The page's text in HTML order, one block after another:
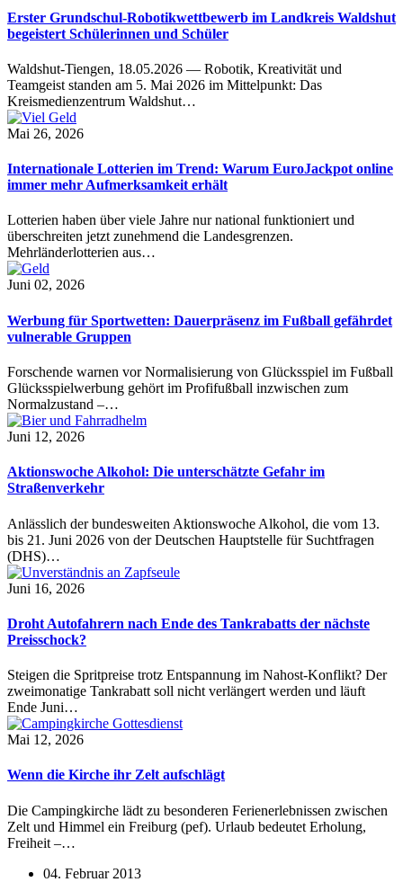
Erster Grundschul-Robotikwettbewerb im Landkreis Waldshut
begeistert Schülerinnen und Schüler
Waldshut-Tiengen, 18.05.2026 — Robotik, Kreativität und
Teamgeist standen am 5. Mai 2026 im Mittelpunkt: Das
Kreismedienzentrum Waldshut…
Mai 26, 2026
Internationale Lotterien im Trend: Warum EuroJackpot online
immer mehr Aufmerksamkeit erhält
Lotterien haben über viele Jahre nur national funktioniert und
überschreiten jetzt zunehmend die Landesgrenzen.
Mehrländerlotterien aus…
Juni 02, 2026
Werbung für Sportwetten: Dauerpräsenz im Fußball gefährdet
vulnerable Gruppen
Forschende warnen vor Normalisierung von Glücksspiel im Fußball
Glücksspielwerbung gehört im Profifußball inzwischen zum
Normalzustand –…
Juni 12, 2026
Aktionswoche Alkohol: Die unterschätzte Gefahr im
Straßenverkehr
Anlässlich der bundesweiten Aktionswoche Alkohol, die vom 13.
bis 21. Juni 2026 von der Deutschen Hauptstelle für Suchtfragen
(DHS)…
Juni 16, 2026
Droht Autofahrern nach Ende des Tankrabatts der nächste
Preisschock?
Steigen die Spritpreise trotz Entspannung im Nahost-Konflikt? Der
zweimonatige Tankrabatt soll nicht verlängert werden und läuft
Ende Juni…
Mai 12, 2026
Wenn die Kirche ihr Zelt aufschlägt
Die Campingkirche lädt zu besonderen Ferienerlebnissen zwischen
Zelt und Himmel ein Freiburg (pef). Urlaub bedeutet Erholung,
Freiheit –…
04. Februar 2013